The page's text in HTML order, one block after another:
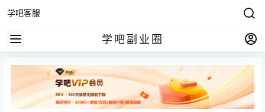
学吧客服
学吧副业圈